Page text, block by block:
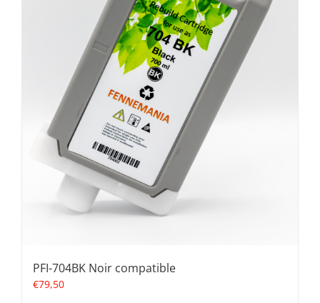
PFI-704BK Noir compatible
€79,50